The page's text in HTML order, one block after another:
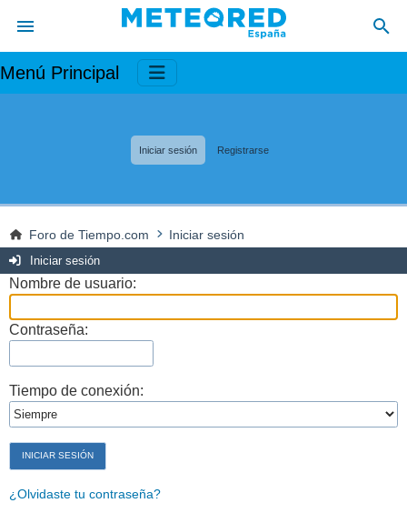
Menú Principal
Iniciar sesión Registrarse
Foro de Tiempo.com Iniciar sesión
Iniciar sesión
Nombre de usuario:
Contraseña:
Tiempo de conexión:
¿Olvidaste tu contraseña?